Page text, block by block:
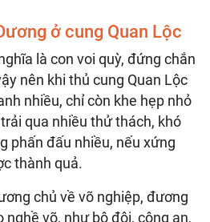
ở cung Quan Lộc
là con voi quỳ, đứng chắn
nên khi thủ cung Quan Lộc
nhiều, chỉ còn khe hẹp nhỏ
qua nhiều thử thách, khó
phấn đấu nhiều, nếu xứng
thành quả.
chủ về võ nghiệp, đương
võ, như bộ đội, công an,